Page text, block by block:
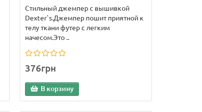
Стильный джемпер с вышивкой
Dexter`s.Джемпер пошит приятной к
телу ткани футер с легким
начесом.Это ..
376грн
В корзину